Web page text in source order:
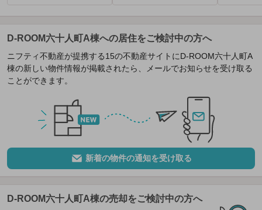
D-ROOM六十人町A棟への居住をご検討中の方へ
ニフティ不動産が提携する15の不動産サイトにD-ROOM六十人町A
棟の新しい物件情報が掲載されたら、メールでお知らせを受け取る
ことができます。
新着の物件の通知を受け取る
D-ROOM六十人町A棟の売却をご検討中の方へ